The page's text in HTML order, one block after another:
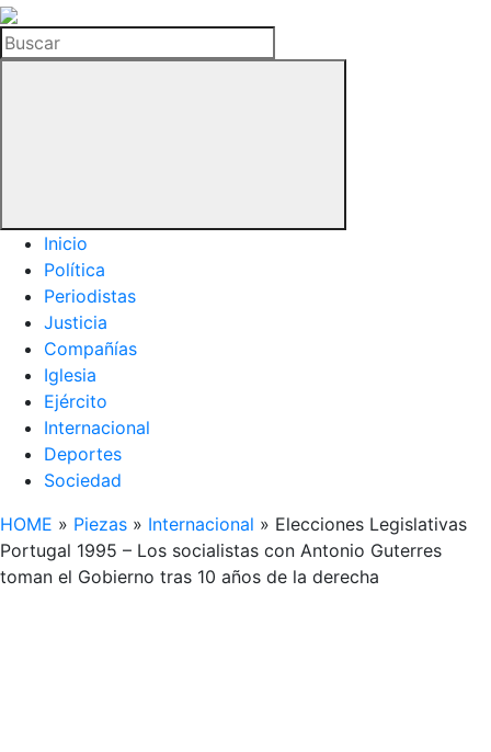
La
Hemeroteca
del
Buscar
Inicio
Política
Periodistas
Justicia
Compañías
Iglesia
Ejército
Internacional
Deportes
Sociedad
HOME » Piezas » Internacional » Elecciones Legislativas
Portugal 1995 – Los socialistas con Antonio Guterres
toman el Gobierno tras 10 años de la derecha